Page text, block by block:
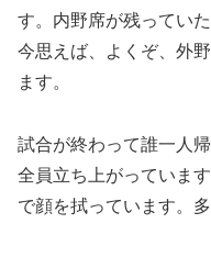
す。内野席が残ってい
今思えば、よくぞ、外
ます。
試合が終わって誰一人
全員立ち上がっていま
で顔を拭っています。